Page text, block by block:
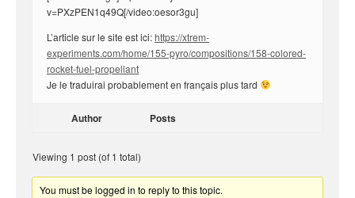
v=PXzPEN1q49Q[/video:oesor3gu]
L’article sur le site est ici:https://xtrem-
experiments.com/home/155-pyro/compositions/158-colored-
rocket-fuel-propellant
Je le traduirai probablement en français plus tard
Author Posts
Viewing 1 post (of 1 total)
You must be logged in to reply to this topic.